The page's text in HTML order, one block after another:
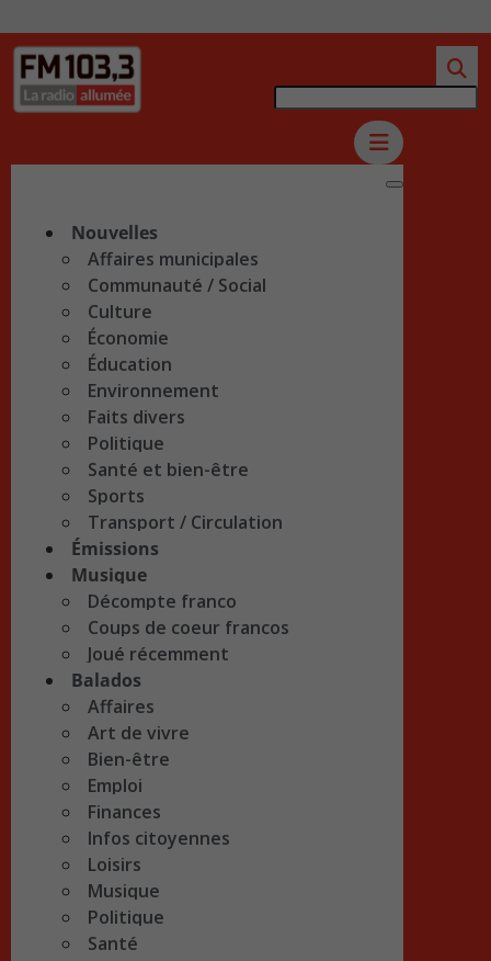
Nouvelles
Affaires municipales
Communauté / Social
Culture
Économie
Éducation
Environnement
Faits divers
Politique
Santé et bien-être
Sports
Transport / Circulation
Émissions
Musique
Décompte franco
Coups de coeur francos
Joué récemment
Balados
Affaires
Art de vivre
Bien-être
Emploi
Finances
Infos citoyennes
Loisirs
Musique
Politique
Santé